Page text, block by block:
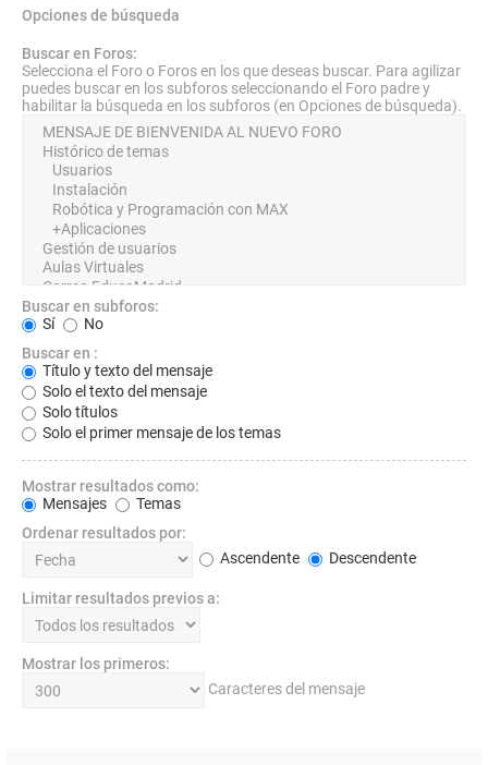
Opciones de búsqueda
Buscar en Foros:
Selecciona el Foro o Foros en los que deseas buscar. Para agilizar
puedes buscar en los subforos seleccionando el Foro padre y
habilitar la búsqueda en los subforos (en Opciones de búsqueda).
Buscar en subforos:
Sí
No
Buscar en :
Título y texto del mensaje
Solo el texto del mensaje
Solo títulos
Solo el primer mensaje de los temas
Mostrar resultados como:
Mensajes
Temas
Ordenar resultados por:
Ascendente
Descendente
Limitar resultados previos a:
Mostrar los primeros:
Caracteres del mensaje